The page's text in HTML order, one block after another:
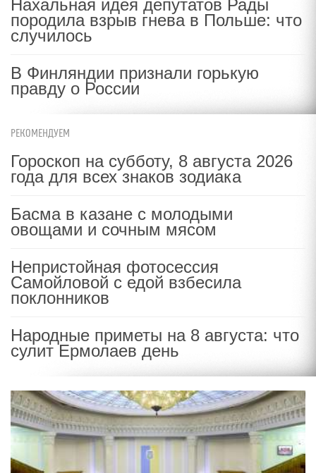
Нахальная идея депутатов Рады
породила взрыв гнева в Польше: что
случилось
В Финляндии признали горькую
правду о России
РЕКОМЕНДУЕМ
Гороскоп на субботу, 8 августа 2026
года для всех знаков зодиака
Басма в казане с молодыми
овощами и сочным мясом
Непристойная фотосессия
Самойловой с едой взбесила
поклонников
Народные приметы на 8 августа: что
сулит Ермолаев день